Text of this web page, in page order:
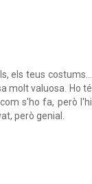
els teus costums...
molt valuosa. Ho té
s'ho fa, però l'hi
però genial.